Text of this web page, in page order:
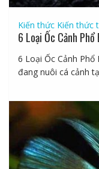
Kiến thức Kiến thức
6 Loại Ốc Cảnh
6 Loại Ốc Cảnh Phổ
đang nuôi cá cảnh